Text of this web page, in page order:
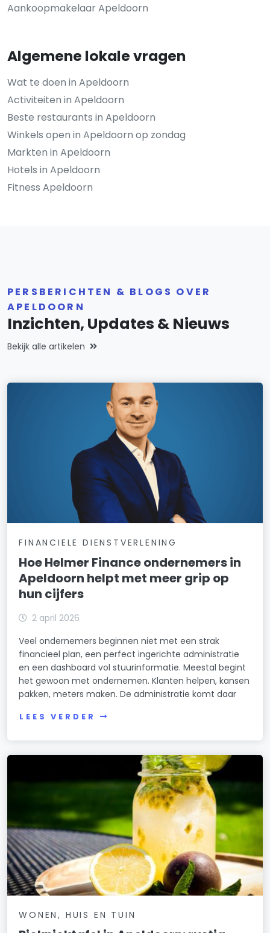
Aankoopmakelaar Apeldoorn
Algemene lokale vragen
Wat te doen in Apeldoorn
Activiteiten in Apeldoorn
Beste restaurants in Apeldoorn
Winkels open in Apeldoorn op zondag
Markten in Apeldoorn
Hotels in Apeldoorn
Fitness Apeldoorn
PERSBERICHTEN & BLOGS OVER
APELDOORN
Inzichten, Updates & Nieuws
Bekijk alle artikelen
FINANCIELE DIENSTVERLENING
Hoe Helmer Finance ondernemers in
Apeldoorn helpt met meer grip op
hun cijfers
2 april 2026
Veel ondernemers beginnen niet met een strak
financieel plan, een perfect ingerichte administratie
en een dashboard vol stuurinformatie. Meestal begint
het gewoon met ondernemen. Klanten helpen, kansen
pakken, meters maken. De administratie komt daar
LEES VERDER
WONEN, HUIS EN TUIN